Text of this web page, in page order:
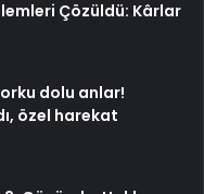
Çözüldü: Kârlar
dolu anlar!
özel harekat